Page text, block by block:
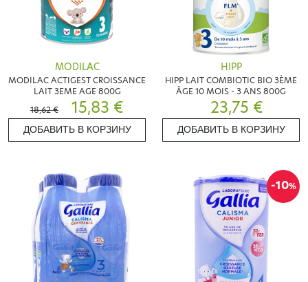
MODILAC
MODILAC ACTIGEST CROISSANCE
LAIT 3EME AGE 800G
18,62 €
15,83 €
ДОБАВИТЬ В КОРЗИНУ
HIPP
HIPP LAIT COMBIOTIC BIO 3ÈME
ÂGE 10 MOIS - 3 ANS 800G
23,75 €
ДОБАВИТЬ В КОРЗИНУ
-10%